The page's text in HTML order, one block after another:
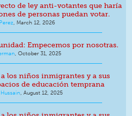
de ley anti-votantes que haría
de personas puedan votar.
March 12, 2026
Empecemos por nosotras.
October 31, 2025
los niños inmigrantes y a sus
de educación temprana
August 12, 2025